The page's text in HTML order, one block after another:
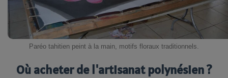
Paréo tahitien peint à la main, motifs floraux traditionnels.
Où acheter de l'artisanat polynésien ?